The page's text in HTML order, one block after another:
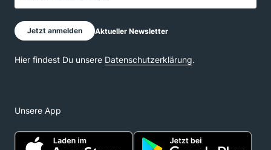
Unsere App